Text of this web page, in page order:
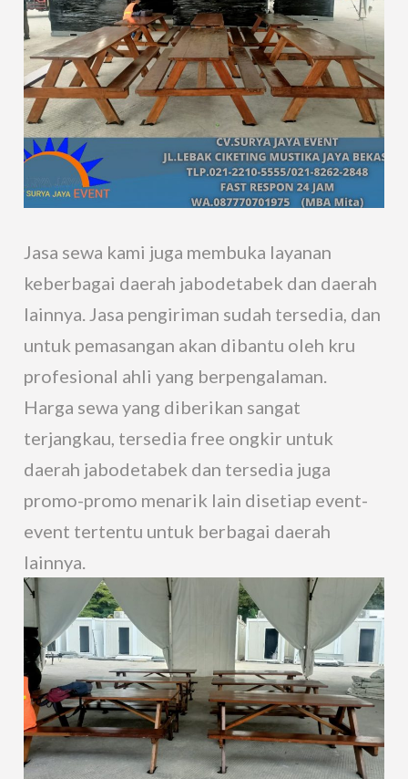
Jasa sewa kami juga membuka layanan
keberbagai daerah jabodetabek dan daerah
lainnya. Jasa pengiriman sudah tersedia, dan
untuk pemasangan akan dibantu oleh kru
profesional ahli yang berpengalaman.
Harga sewa yang diberikan sangat
terjangkau, tersedia free ongkir untuk
daerah jabodetabek dan tersedia juga
promo-promo menarik lain disetiap event-
event tertentu untuk berbagai daerah
lainnya.